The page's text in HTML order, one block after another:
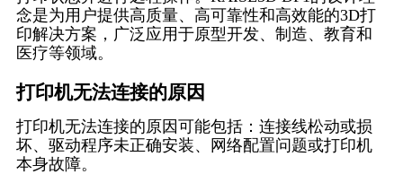
念是为用户提供高质量、高可靠性和高效能的3D打
印解决方案，广泛应用于原型开发、制造、教育和
医疗等领域。
打印机无法连接的原因
打印机无法连接的原因可能包括：连接线松动或损
坏、驱动程序未正确安装、网络配置问题或打印机
本身故障。